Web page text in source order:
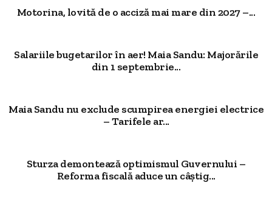
Motorina, lovită de o acciză mai mare din 2027 –...
Salariile bugetarilor în aer! Maia Sandu: Majorările
din 1 septembrie...
Maia Sandu nu exclude scumpirea energiei electrice
– Tarifele ar...
Sturza demontează optimismul Guvernului –
Reforma fiscală aduce un câștig...